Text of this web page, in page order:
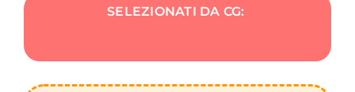
SELEZIONATI DA CG: